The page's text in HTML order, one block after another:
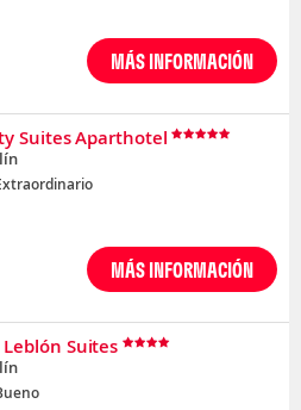
MÁS INFORMACIÓN
Suites Aparthotel
MÁS INFORMACIÓN
Suites